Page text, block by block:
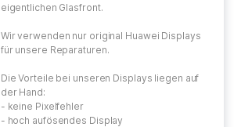
eigentlichen Glasfront.
Wir verwenden nur original Huawei Displays
für unsere Reparaturen.
Die Vorteile bei unseren Displays liegen auf
der Hand:
- keine Pixelfehler
- hoch aufösendes Display